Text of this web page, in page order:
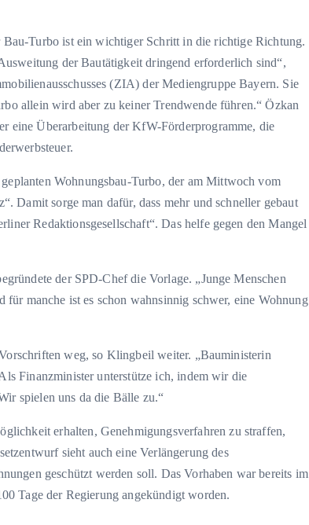
Turbo ist ein wichtiger Schritt in die richtige Richtung.
der Bautätigkeit dringend erforderlich sind“,
(ZIA) der Mediengruppe Bayern. Sie
allein wird aber zu keiner Trendwende führen.“ Özkan
eine Überarbeitung der KfW-Förderprogramme, die
Wohnungsbau-Turbo, der am Mittwoch vom
Damit sorge man dafür, dass mehr und schneller gebaut
Redaktionsgesellschaft“. Das helfe gegen den Mangel
der SPD-Chef die Vorlage. „Junge Menschen
manche ist es schon wahnsinnig schwer, eine Wohnung
weg, so Klingbeil weiter. „Bauministerin
Finanzminister unterstütze ich, indem wir die
spielen uns da die Bälle zu.“
erhalten, Genehmigungsverfahren zu straffen,
sieht auch eine Verlängerung des
geschützt werden soll. Das Vorhaben war bereits im
Tage der Regierung angekündigt worden.